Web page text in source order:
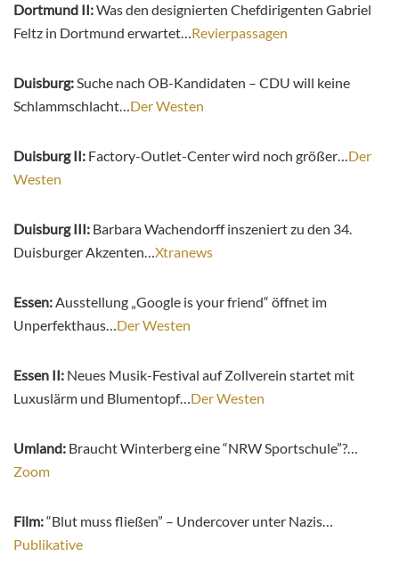
Dortmund II:Was den designierten Chefdirigenten Gabriel
Feltz in Dortmund erwartet…Revierpassagen
Duisburg:Suche nach OB-Kandidaten – CDU will keine
Schlammschlacht…Der Westen
Duisburg II: Factory-Outlet-Center wird noch größer…Der
Westen
Duisburg III: Barbara Wachendorff inszeniert zu den 34.
Duisburger Akzenten…Xtranews
Essen:Ausstellung „Google is your friend“ öffnet im
Unperfekthaus…Der Westen
Essen II: Neues Musik-Festival auf Zollverein startet mit
Luxuslärm und Blumentopf…Der Westen
Umland: Braucht Winterberg eine “NRW Sportschule”?…
Zoom
Film:“Blut muss fließen” – Undercover unter Nazis…
Publikative